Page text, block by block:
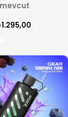
1.295,00